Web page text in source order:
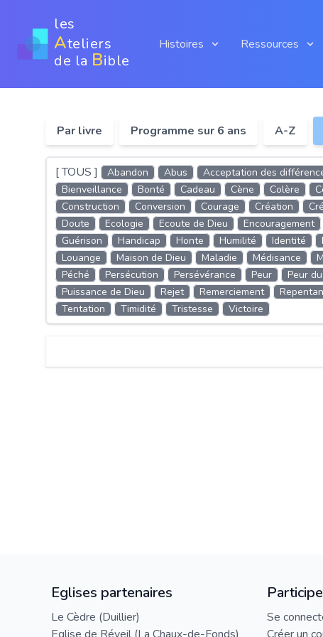
les
Ateliers
de la Bible
Histoires Ressources
Par livre Programme sur 6 ans A-Z
[ TOUS ] Abandon Abus Acceptation des
Bienveillance
Bonté Cadeau Cène Colère
Construction
Conversion Courage Création
Doute
Ecologie Ecoute de Dieu Encouragement
Guérison
Handicap Honte Humilité Identité
Louange
Maison de Dieu Maladie Médisance
Péché
Persécution Persévérance Peur Peur
Puissance de Dieu
Rejet Remerciement
Tentation
Timidité Tristesse Victoire
Eglises partenaires
Le Cèdre (Duillier)
Se